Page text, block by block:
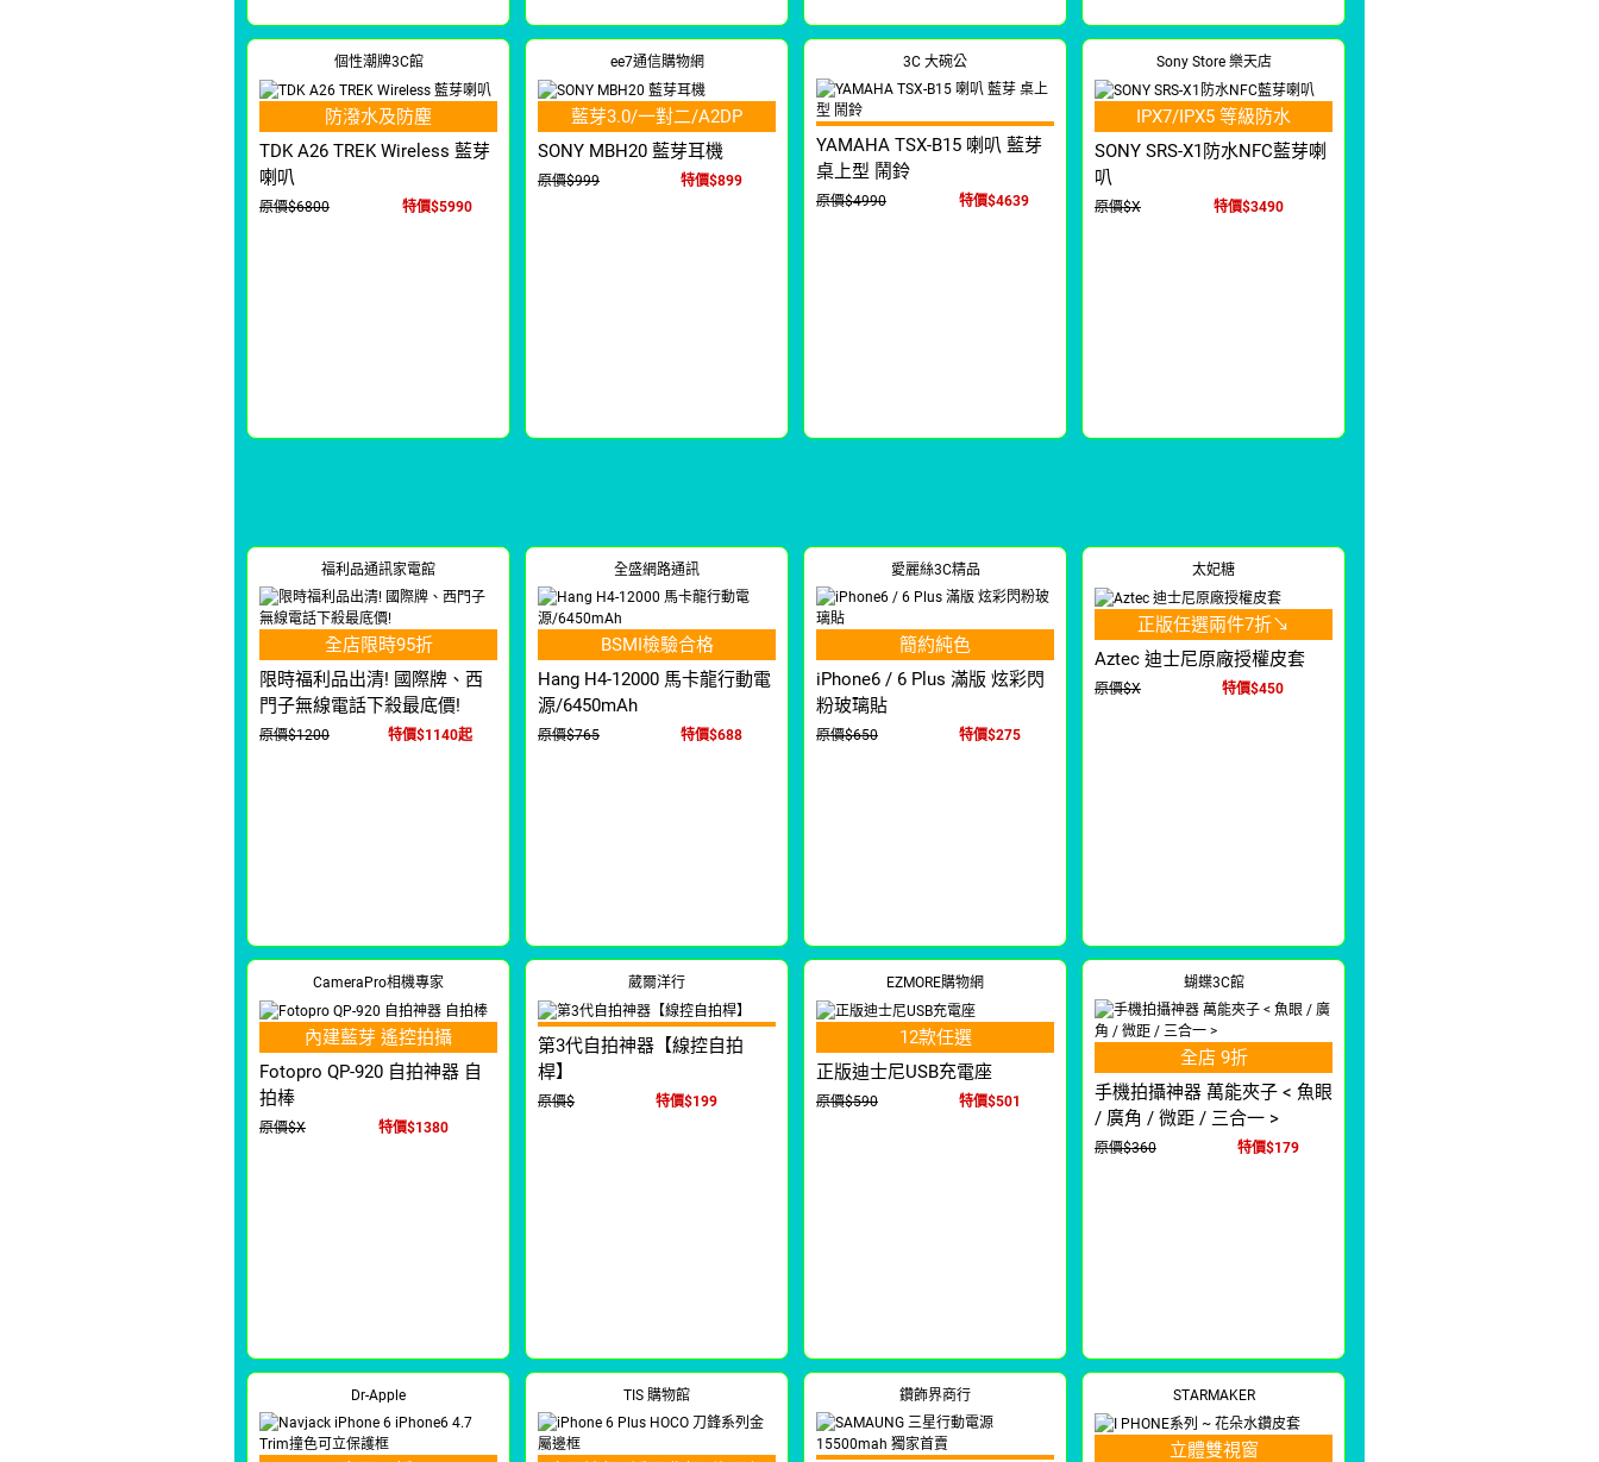
個性潮牌3C館
防潑水及防塵
TDK A26 TREK Wireless 藍芽
喇叭
原價$6800 特價$5990
ee7通信購物網
藍芽3.0/一對二/A2DP
SONY MBH20 藍芽耳機
原價$999 特價$899
3C 大碗公
YAMAHA TSX-B15 喇叭 藍芽
桌上型 鬧鈴
原價$4990 特價$4639
Sony Store 樂天店
IPX7/IPX5 等級防水
SONY SRS-X1防水NFC藍芽喇
叭
原價$X 特價$3490
福利品通訊家電館
全店限時95折
限時福利品出清! 國際牌、西
門子無線電話下殺最底價!
原價$1200 特價$1140起
全盛網路通訊
BSMI檢驗合格
Hang H4-12000 馬卡龍行動電
源/6450mAh
原價$765 特價$688
愛麗絲3C精品
簡約純色
iPhone6 / 6 Plus 滿版 炫彩閃
粉玻璃貼
原價$650 特價$275
太妃糖
正版任選兩件7折↘
Aztec 迪士尼原廠授權皮套
原價$X 特價$450
CameraPro相機專家
內建藍芽 遙控拍攝
Fotopro QP-920 自拍神器 自
拍棒
原價$X 特價$1380
葳爾洋行
第3代自拍神器【線控自拍
桿】
原價$ 特價$199
EZMORE購物網
12款任選
正版迪士尼USB充電座
原價$590 特價$501
蝴蝶3C館
全店 9折
手機拍攝神器 萬能夾子 < 魚眼
/ 廣角 / 微距 / 三合一 >
原價$360 特價$179
Dr-Apple TIS 購物館 鑽飾界商行 STARMAKER
立體雙視窗